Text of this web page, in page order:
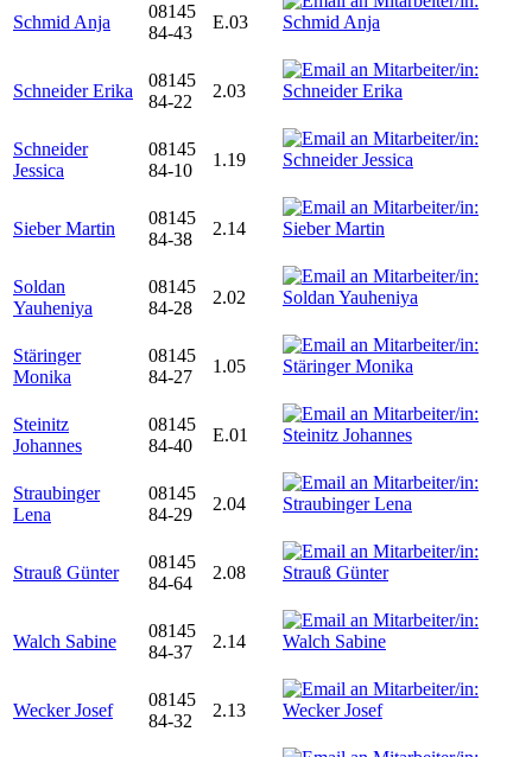
Schmid Anja
08145
84-43
E.03
Schneider Erika
08145
84-22
2.03
Schneider
Jessica
08145
84-10
1.19
Sieber Martin
08145
84-38
2.14
Soldan
Yauheniya
08145
84-28
2.02
Stäringer
Monika
08145
84-27
1.05
Steinitz
Johannes
08145
84-40
E.01
Straubinger
Lena
08145
84-29
2.04
Strauß Günter
08145
84-64
2.08
Walch Sabine
08145
84-37
2.14
Wecker Josef
08145
84-32
2.13